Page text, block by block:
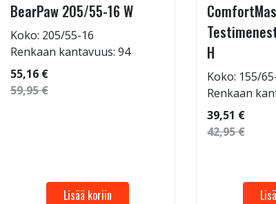
BearPaw 205/55-16 W
Koko: 205/55-16
Renkaan kantavuus: 94
55,16 €
59,95 €
Lisää koriin
H
Koko: 155/
Renkaan
39,51 €
42,95 €